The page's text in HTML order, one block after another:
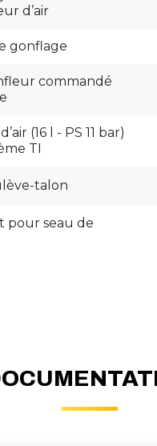
d’air
gonflage
commandé
(16 l - PS 11 bar)
TI
talon
pour seau de